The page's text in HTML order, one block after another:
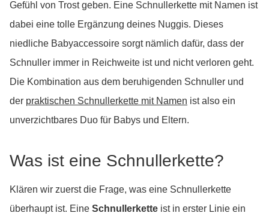
Gefühl von Trost geben. Eine Schnullerkette mit Namen ist
dabei eine tolle Ergänzung deines Nuggis. Dieses
niedliche Babyaccessoire sorgt nämlich dafür, dass der
Schnuller immer in Reichweite ist und nicht verloren geht.
Die Kombination aus dem beruhigenden Schnuller und
der praktischen Schnullerkette mit Namen ist also ein
unverzichtbares Duo für Babys und Eltern.
Was ist eine Schnullerkette?
Klären wir zuerst die Frage, was eine Schnullerkette
überhaupt ist. Eine Schnullerkette ist in erster Linie ein